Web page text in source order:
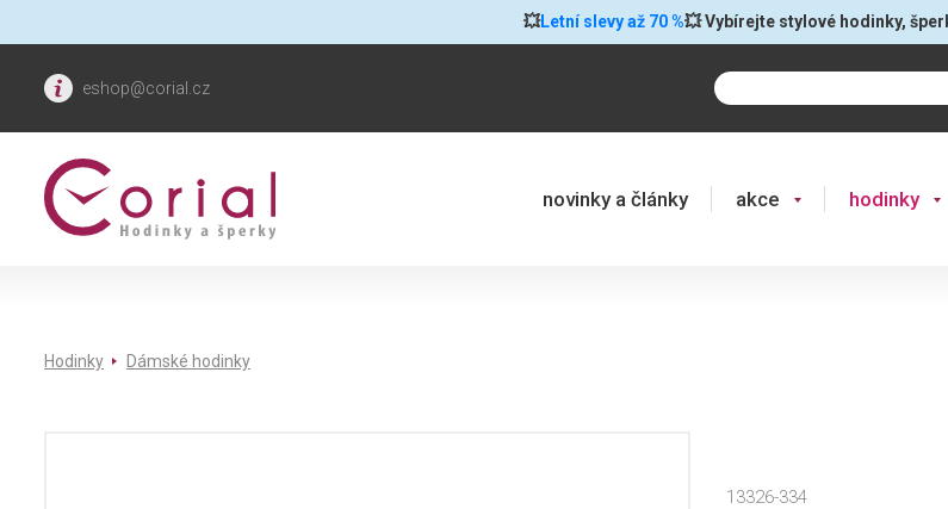
💥Letní slevy až 70 %💥 Vybírejte stylové hodinky,
eshop@corial.cz
novinky a články akce hodinky
Hodinky Dámské hodinky
13326-334